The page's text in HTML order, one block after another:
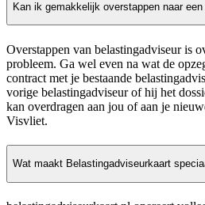
Kan ik gemakkelijk overstappen naar
Overstappen van belastingadviseur is
probleem. Ga wel even na wat de
contract met je bestaande
vorige belastingadviseur of hij het
kan overdragen aan jou of aan je
Visvliet.
Wat maakt Belastingadviseurkaart